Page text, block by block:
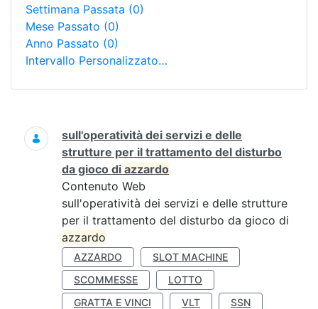
Settimana Passata (0)
Mese Passato (0)
Anno Passato (0)
Intervallo Personalizzato…
Ricerca
sull'operatività dei servizi e delle
strutture per il trattamento del disturbo
da gioco di azzardo
Contenuto Web
sull'operatività dei servizi e delle strutture
per il trattamento del disturbo da gioco di
azzardo
AZZARDO
SLOT MACHINE
SCOMMESSE
LOTTO
GRATTA E VINCI
VLT
SSN